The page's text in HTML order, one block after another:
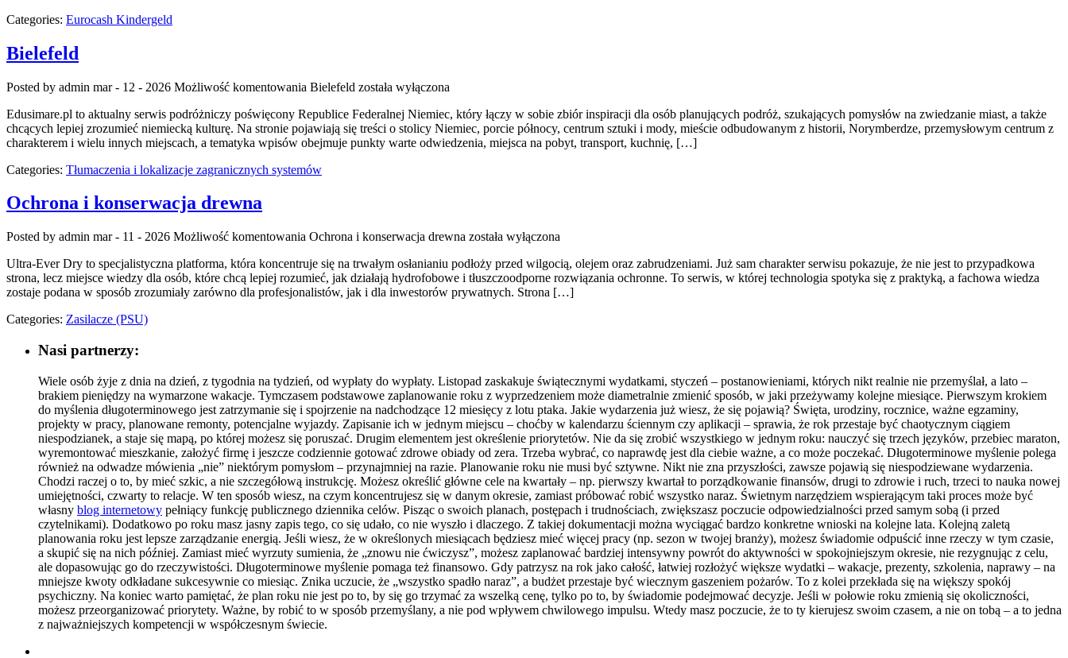
Categories: Eurocash Kindergeld
Bielefeld
Posted by admin mar - 12 - 2026 Możliwość komentowania Bielefeld została wyłączona
Edusimare.pl to aktualny serwis podróżniczy poświęcony Republice Federalnej Niemiec, który łączy w sobie zbiór inspiracji dla osób planujących podróż, szukających pomysłów na zwiedzanie miast, a także
chcących lepiej zrozumieć niemiecką kulturę. Na stronie pojawiają się treści o stolicy Niemiec, porcie północy, centrum sztuki i mody, mieście odbudowanym z historii, Norymberdze, przemysłowym centrum z
charakterem i wielu innych miejscach, a tematyka wpisów obejmuje punkty warte odwiedzenia, miejsca na pobyt, transport, kuchnię, […]
Categories: Tłumaczenia i lokalizacje zagranicznych systemów
Ochrona i konserwacja drewna
Posted by admin mar - 11 - 2026 Możliwość komentowania Ochrona i konserwacja drewna została wyłączona
Ultra-Ever Dry to specjalistyczna platforma, która koncentruje się na trwałym osłanianiu podłoży przed wilgocią, olejem oraz zabrudzeniami. Już sam charakter serwisu pokazuje, że nie jest to przypadkowa
strona, lecz miejsce wiedzy dla osób, które chcą lepiej rozumieć, jak działają hydrofobowe i tłuszczoodporne rozwiązania ochronne. To serwis, w której technologia spotyka się z praktyką, a fachowa wiedza
zostaje podana w sposób zrozumiały zarówno dla profesjonalistów, jak i dla inwestorów prywatnych. Strona […]
Categories: Zasilacze (PSU)
Nasi partnerzy:
Wiele osób żyje z dnia na dzień, z tygodnia na tydzień, od wypłaty do wypłaty. Listopad zaskakuje świątecznymi wydatkami, styczeń – postanowieniami, których nikt realnie nie przemyślał, a lato –
brakiem pieniędzy na wymarzone wakacje. Tymczasem podstawowe zaplanowanie roku z wyprzedzeniem może diametralnie zmienić sposób, w jaki przeżywamy kolejne miesiące. Pierwszym krokiem
do myślenia długoterminowego jest zatrzymanie się i spojrzenie na nadchodzące 12 miesięcy z lotu ptaka. Jakie wydarzenia już wiesz, że się pojawią? Święta, urodziny, rocznice, ważne egzaminy,
projekty w pracy, planowane remonty, potencjalne wyjazdy. Zapisanie ich w jednym miejscu – choćby w kalendarzu ściennym czy aplikacji – sprawia, że rok przestaje być chaotycznym ciągiem
niespodzianek, a staje się mapą, po której możesz się poruszać. Drugim elementem jest określenie priorytetów. Nie da się zrobić wszystkiego w jednym roku: nauczyć się trzech języków, przebiec maraton,
wyremontować mieszkanie, założyć firmę i jeszcze codziennie gotować zdrowe obiady od zera. Trzeba wybrać, co naprawdę jest dla ciebie ważne, a co może poczekać. Długoterminowe myślenie polega
również na odwadze mówienia „nie” niektórym pomysłom – przynajmniej na razie. Planowanie roku nie musi być sztywne. Nikt nie zna przyszłości, zawsze pojawią się niespodziewane wydarzenia.
Chodzi raczej o to, by mieć szkic, a nie szczegółową instrukcję. Możesz określić główne cele na kwartały – np. pierwszy kwartał to porządkowanie finansów, drugi to zdrowie i ruch, trzeci to nauka nowej
umiejętności, czwarty to relacje. W ten sposób wiesz, na czym koncentrujesz się w danym okresie, zamiast próbować robić wszystko naraz. Świetnym narzędziem wspierającym taki proces może być
własny blog internetowy pełniący funkcję publicznego dziennika celów. Pisząc o swoich planach, postępach i trudnościach, zwiększasz poczucie odpowiedzialności przed samym sobą (i przed
czytelnikami). Dodatkowo po roku masz jasny zapis tego, co się udało, co nie wyszło i dlaczego. Z takiej dokumentacji można wyciągać bardzo konkretne wnioski na kolejne lata. Kolejną zaletą
planowania roku jest lepsze zarządzanie energią. Jeśli wiesz, że w określonych miesiącach będziesz mieć więcej pracy (np. sezon w twojej branży), możesz świadomie odpuścić inne rzeczy w tym czasie,
a skupić się na nich później. Zamiast mieć wyrzuty sumienia, że „znowu nie ćwiczysz”, możesz zaplanować bardziej intensywny powrót do aktywności w spokojniejszym okresie, nie rezygnując z celu,
ale dopasowując go do rzeczywistości. Długoterminowe myślenie pomaga też finansowo. Gdy patrzysz na rok jako całość, łatwiej rozłożyć większe wydatki – wakacje, prezenty, szkolenia, naprawy – na
mniejsze kwoty odkładane sukcesywnie co miesiąc. Znika uczucie, że „wszystko spadło naraz”, a budżet przestaje być wiecznym gaszeniem pożarów. To z kolei przekłada się na większy spokój
psychiczny. Na koniec warto pamiętać, że plan roku nie jest po to, by się go trzymać za wszelką cenę, tylko po to, by świadomie podejmować decyzje. Jeśli w połowie roku zmienią się okoliczności,
możesz przeorganizować priorytety. Ważne, by robić to w sposób przemyślany, a nie pod wpływem chwilowego impulsu. Wtedy masz poczucie, że to ty kierujesz swoim czasem, a nie on tobą – a to jedna
z najważniejszych kompetencji w współczesnym świecie.